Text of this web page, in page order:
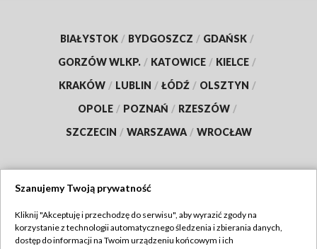
BIAŁYSTOK / BYDGOSZCZ / GDAŃSK /
GORZÓW WLKP. / KATOWICE / KIELCE /
KRAKÓW / LUBLIN / ŁÓDŹ / OLSZTYN /
OPOLE / POZNAŃ / RZESZÓW /
SZCZECIN / WARSZAWA / WROCŁAW
TVP
Szanujemy Twoją prywatność
Kliknij "Akceptuję i przechodzę do serwisu", aby wyrazić zgody na
korzystanie z technologii automatycznego śledzenia i zbierania danych,
dostęp do informacji na Twoim urządzeniu końcowym i ich